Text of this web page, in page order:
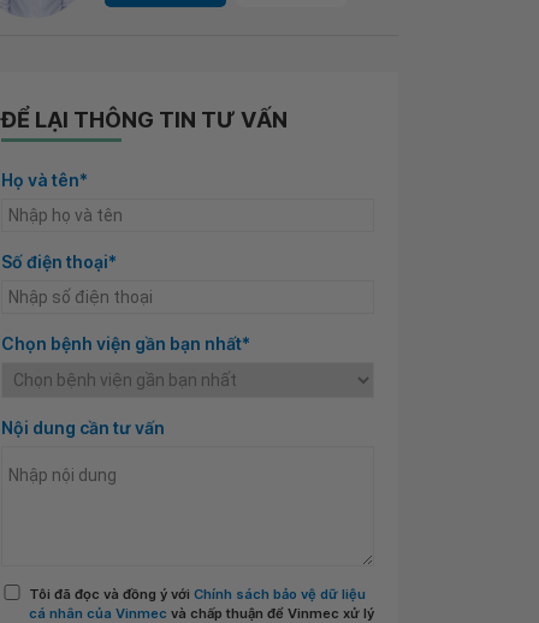
ĐỂ LẠI THÔNG TIN TƯ VẤN
Họ và tên*
Số điện thoại*
Chọn bệnh viện gần bạn nhất*
Nội dung cần tư vấn
Tôi đã đọc và đồng ý với Chính sách bảo vệ dữ liệu
cá nhân của Vinmec và chấp thuận để Vinmec xử lý